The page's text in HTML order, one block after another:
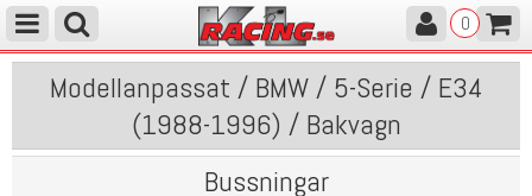
0
Modellanpassat / BMW / 5-Serie / E34
(1988-1996) / Bakvagn
Bussningar